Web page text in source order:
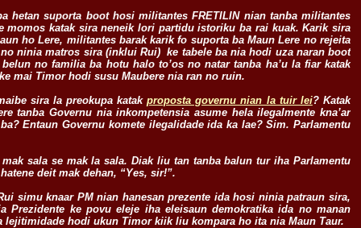
hetan suporta boot hosi militantes FRETILIN nian tanba militantes
momos katak sira neneik lori partidu istoriku ba rai kuak. Karik sira
ho Lere, militantes barak karik fo suporta ba Maun Lere no rejeita
ninia matros sira (inklui Rui) ke tabele ba nia hodi uza naran boot
no familia ba hotu halo to’os no natar tanba ha’u la fiar katak
mai Timor hodi susu Maubere nia ran no ruin.
sira la preokupa katakproposta governu nian la tuir lei? Katak
tanba Governu nia inkompetensia asume hela ilegalmente kna’ar
Entaun Governu komete ilegalidade ida ka lae? Sim. Parlamentu
sala se mak la sala. Diak liu tan tanba balun tur iha Parlamentu
deit mak dehan, “Yes, sir!”.
simu knaar PM nian hanesan prezente ida hosi ninia patraun sira,
ke povu eleje iha eleisaun demokratika ida no manan
hodi ukun Timor kiik liu kompara ho ita nia Maun Taur.